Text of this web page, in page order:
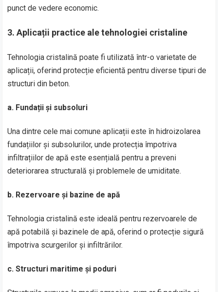
punct de vedere economic.
3.Aplicații practice ale tehnologiei cristaline
Tehnologia cristalină poate fi utilizată într-o varietate de
aplicații, oferind protecție eficientă pentru diverse tipuri de
structuri din beton.
a. Fundații și subsoluri
Una dintre cele mai comune aplicații este în hidroizolarea
fundațiilor și subsolurilor, unde protecția împotriva
infiltrațiilor de apă este esențială pentru a preveni
deteriorarea structurală și problemele de umiditate.
b. Rezervoare și bazine de apă
Tehnologia cristalină este ideală pentru rezervoarele de
apă potabilă și bazinele de apă, oferind o protecție sigură
împotriva scurgerilor și infiltrărilor.
c.Structuri maritime și poduri